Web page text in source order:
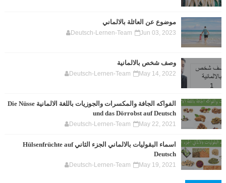
موضوع عن العائلة بالالماني
Deutsch-Lernen-Team Jun 03, 2023
وصف شخص بالالمانية
Deutsch-Lernen-Team May 14, 2022
الفواكه الجافة والمكسرات والجوزيات باللغة الالمانية Die Nüsse
und das Dörrobst auf Deutsch
Deutsch-Lernen-Team May 22, 2021
اسماء البقوليات بالالماني الجزء الثاني Hülsenfrüchte auf
Deutsch
Deutsch-Lernen-Team May 19, 2021